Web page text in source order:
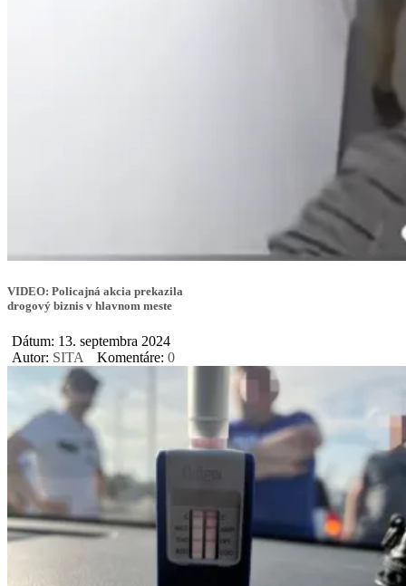
VIDEO: Policajná akcia prekazila
drogový biznis v hlavnom meste
Dátum: 13. septembra 2024
Autor: SITA Komentáre: 0